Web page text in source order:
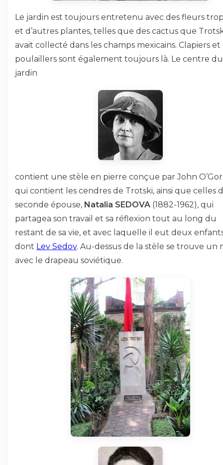
Le jardin est toujours entretenu avec des fleurs
et d’autres plantes, telles que des cactus que
avait collecté dans les champs mexicains. Clapiers et
poulaillers sont également toujours là. Le centre du
jardin
contient une stèle en pierre conçue par John
qui contient les cendres de Trotski, ainsi que celles
seconde épouse, Natalia SEDOVA (1882-1962), qui
partagea son travail et sa réflexion tout au long du
restant de sa vie, et avec laquelle il eut deux
dont Lev Sedov. Au-dessus de la stèle se trouve un
avec le drapeau soviétique.